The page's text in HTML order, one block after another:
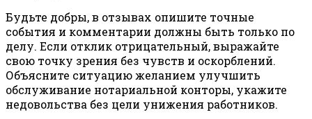
Будьте добры, в отзывах опишите точные
события и комментарии должны быть только по
делу. Если отклик отрицательный, выражайте
свою точку зрения без чувств и оскорблений.
Объясните ситуацию желанием улучшить
обслуживание нотариальной конторы, укажите
недовольства без цели унижения работников.